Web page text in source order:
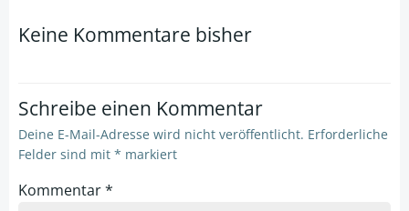
navigationnavigation
Keine Kommentare bisher
Schreibe einen Kommentar
Deine E-Mail-Adresse wird nicht veröffentlicht. Erforderliche
Felder sind mit * markiert
Kommentar*